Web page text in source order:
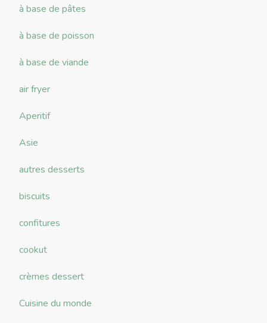
à base de pâtes
à base de poisson
à base de viande
air fryer
Aperitif
Asie
autres desserts
biscuits
confitures
cookut
crèmes dessert
Cuisine du monde